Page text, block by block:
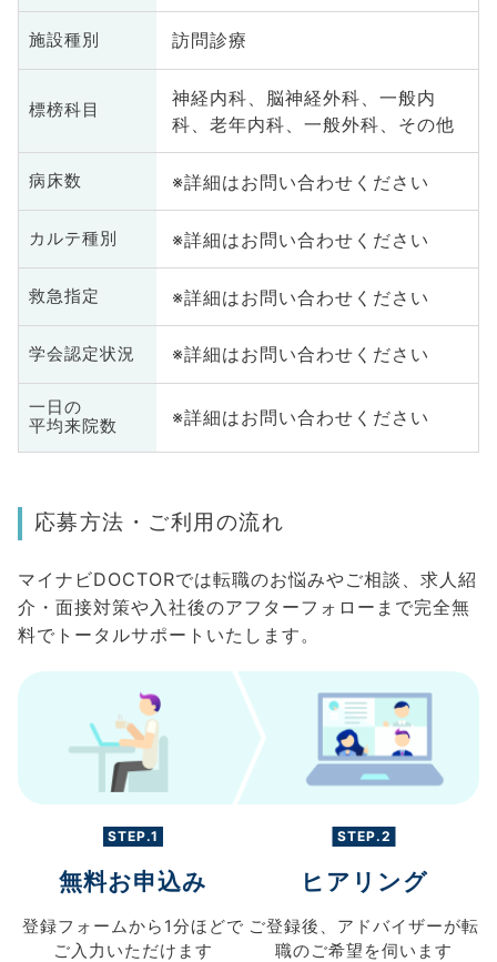
施設種別 訪問診療
標榜科目
神経内科、脳神経外科、一般内
科、老年内科、一般外科、その他
病床数 ※詳細はお問い合わせください
カルテ種別 ※詳細はお問い合わせください
救急指定 ※詳細はお問い合わせください
学会認定状況 ※詳細はお問い合わせください
一日の
平均来院数
※詳細はお問い合わせください
応募方法・ご利用の流れ
マイナビDOCTORでは転職のお悩みやご相談、求人紹
介・面接対策や入社後のアフターフォローまで完全無
料でトータルサポートいたします。
STEP.1
無料お申込み
登録フォームから 1分ほどで
ご入力 いただけます
STEP.2
ヒアリング
ご登録後、 アドバイザーが転
職のご希望を伺います